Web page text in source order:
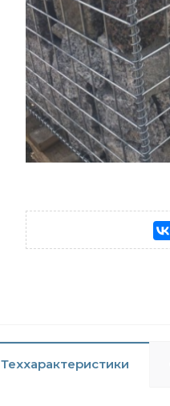
Теххарактеристики